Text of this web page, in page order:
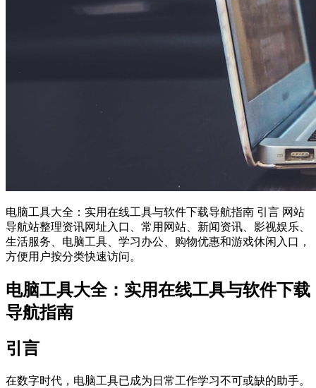
电脑工具大全：实用在线工具与软件下载导航指南 引言 网站
导航站整理资讯网址入口、常用网站、新闻资讯、影视娱乐、
生活服务、电脑工具、学习办公、购物优惠和游戏休闲入口，
方便用户按分类快速访问。
电脑工具大全：实用在线工具与软件下载
导航指南
引言
在数字时代，电脑工具已成为日常工作学习不可或缺的助手。